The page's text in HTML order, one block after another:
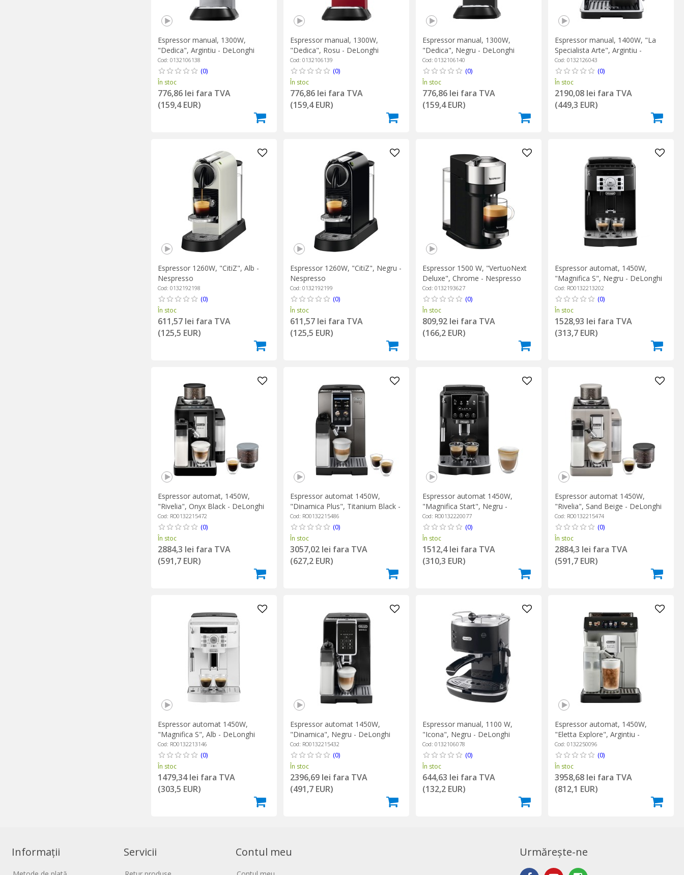
Espressor manual, 1300W,
"Dedica", Argintiu - DeLonghi
Cod: 0132106138
(0)
În stoc
776,86 lei fara TVA
(159,4 EUR)
Espressor manual, 1300W,
"Dedica", Rosu - DeLonghi
Cod: 0132106139
(0)
În stoc
776,86 lei fara TVA
(159,4 EUR)
Espressor manual, 1300W,
"Dedica", Negru - DeLonghi
Cod: 0132106140
(0)
În stoc
776,86 lei fara TVA
(159,4 EUR)
Espressor manual, 1400W, "La
Specialista Arte", Argintiu -
DeLonghi
Cod: 0132126043
(0)
În stoc
2190,08 lei fara TVA
(449,3 EUR)
Espressor 1260W, "CitiZ", Alb -
Nespresso
Cod: 0132192198
(0)
În stoc
611,57 lei fara TVA
(125,5 EUR)
Espressor 1260W, "CitiZ", Negru -
Nespresso
Cod: 0132192199
(0)
În stoc
611,57 lei fara TVA
(125,5 EUR)
Espressor 1500 W, "VertuoNext
Deluxe", Chrome - Nespresso
Cod: 0132193627
(0)
În stoc
809,92 lei fara TVA
(166,2 EUR)
Espressor automat, 1450W,
"Magnifica S", Negru - DeLonghi
Cod: RO0132213202
(0)
În stoc
1528,93 lei fara TVA
(313,7 EUR)
Espressor automat, 1450W,
"Rivelia", Onyx Black - DeLonghi
Cod: RO0132215472
(0)
În stoc
2884,3 lei fara TVA
(591,7 EUR)
Espressor automat 1450W,
"Dinamica Plus", Titanium Black -
DeLonghi
Cod: RO0132215486
(0)
În stoc
3057,02 lei fara TVA
(627,2 EUR)
Espressor automat 1450W,
"Magnifica Start", Negru -
DeLonghi
Cod: RO0132220077
(0)
În stoc
1512,4 lei fara TVA
(310,3 EUR)
Espressor automat 1450W,
"Rivelia", Sand Beige - DeLonghi
Cod: RO0132215474
(0)
În stoc
2884,3 lei fara TVA
(591,7 EUR)
Espressor automat 1450W,
"Magnifica S", Alb - DeLonghi
Cod: RO0132213146
(0)
În stoc
1479,34 lei fara TVA
(303,5 EUR)
Espressor automat 1450W,
"Dinamica", Negru - DeLonghi
Cod: RO0132215432
(0)
În stoc
2396,69 lei fara TVA
(491,7 EUR)
Espressor manual, 1100 W,
"Icona", Negru - DeLonghi
Cod: 0132106078
(0)
În stoc
644,63 lei fara TVA
(132,2 EUR)
Espressor automat, 1450W,
"Eletta Explore", Argintiu -
DeLonghi
Cod: 0132250096
(0)
În stoc
3958,68 lei fara TVA
(812,1 EUR)
Informații Servicii Contul meu Urmărește-ne